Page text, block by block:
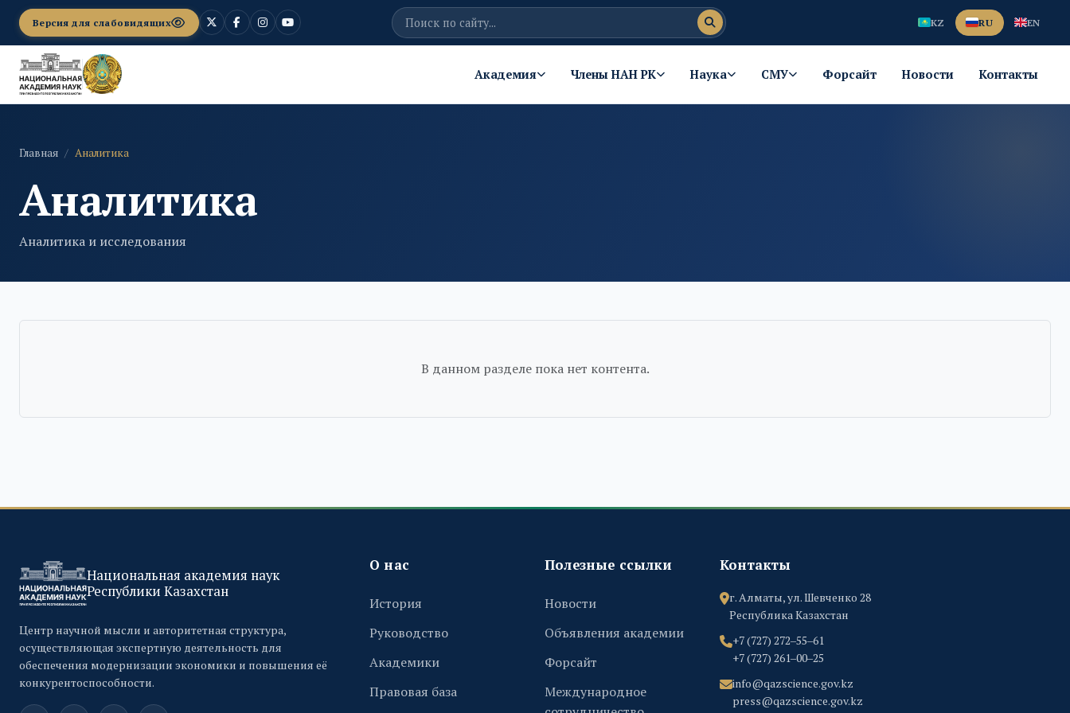
Версия для слабовидящих KZ RU EN
Академия Члены НАН РК Наука СМУ Форсайт Новости Контакты
Главная Аналитика
Аналитика
Аналитика и исследования
В данном разделе пока нет контента.
Национальная академия наук
Республики Казахстан
Центр научной мысли и авторитетная структура,
осуществляющая экспертную деятельность для
обеспечения модернизации экономики и повышения её
конкурентоспособности.
О нас
История
Руководство
Академики
Правовая база
Полезные ссылки
Новости
Объявления академии
Форсайт
Международное
Контакты
г. Алматы, ул. Шевченко 28
Республика Казахстан
+7 (727) 272‒55‒61
+7 (727) 261‒00‒25
info@qazscience.gov.kz
press@qazscience.gov.kz